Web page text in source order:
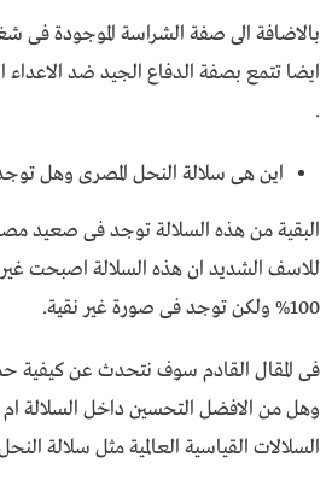
بالاضافة الى صفة الشراسة الموجودة فى
ايضا تتمع بصفة الدفاع الجيد ضد الاعداء
.
اين هى سلالة النحل المصرى وهل
البقية من هذه السلالة توجد فى صعيد
للاسف الشديد ان هذه السلالة اصبحت
100% ولكن توجد فى صورة غير نقية.
فى المقال القادم سوف نتحدث عن كيفية
وهل من الافضل التحسين داخل السلالة
السلالات القياسية العالمية مثل سلالة